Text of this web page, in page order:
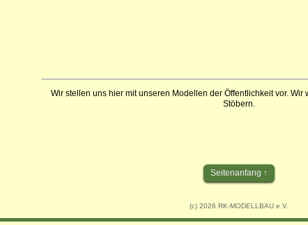
Wir stellen uns hier mit unseren Modellen der Öffentlichkeit vor.
Stöbern.
Seitenanfang
(c) 2026 RK-MODELLBAU e.V.